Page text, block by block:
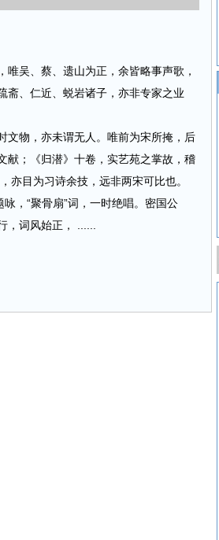
吴、蔡、遗山为正，余皆略事声歌，
斋、仁近、蜕岩诸子，亦非专家之业
物，亦未谓无人。唯前为宋所掩，后
献；《归潜》十卷，实艺苑之掌故，稽
亦目为习诗余技，远非两宋可比也。
，“聚骨扇”词，一时绝唱。密国公
词风始正， ......